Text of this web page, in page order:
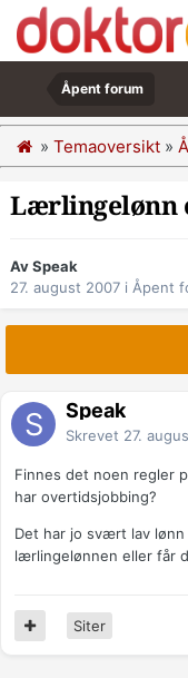
Åpent forum
» Temaoversikt »
Lærlingelønn
Av Speak
27. august 2007 i Åpent
Speak
Skrevet 27.
Finnes det noen regler
har overtidsjobbing?
Det har jo svært lav
lærlingelønnen eller får
Siter